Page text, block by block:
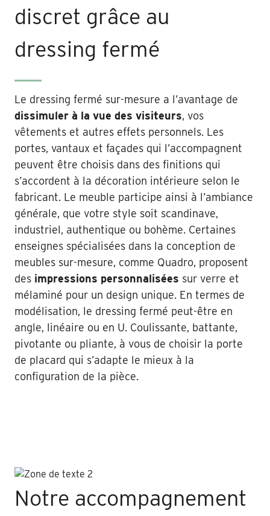
discret grâce au
dressing fermé
Le dressing fermé sur-mesure a l’avantage de
dissimuler à la vue des visiteurs, vos
vêtements et autres effets personnels. Les
portes, vantaux et façades qui l’accompagnent
peuvent être choisis dans des finitions qui
s’accordent à la décoration intérieure selon le
fabricant. Le meuble participe ainsi à l’ambiance
générale, que votre style soit scandinave,
industriel, authentique ou bohème. Certaines
enseignes spécialisées dans la conception de
meubles sur-mesure, comme Quadro, proposent
des impressions personnalisées sur verre et
mélaminé pour un design unique. En termes de
modélisation, le dressing fermé peut-être en
angle, linéaire ou en U. Coulissante, battante,
pivotante ou pliante, à vous de choisir la porte
de placard qui s’adapte le mieux à la
configuration de la pièce.
Notre accompagnement